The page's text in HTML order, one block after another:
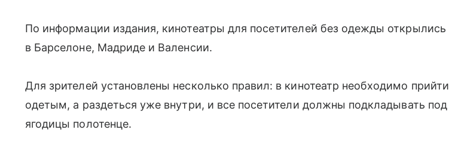
По информации издания, кинотеатры для посетителей без одежды открылись
в Барселоне, Мадриде и Валенсии.
Для зрителей установлены несколько правил: в кинотеатр необходимо прийти
одетым, а раздеться уже внутри, и все посетители должны подкладывать под
ягодицы полотенце.